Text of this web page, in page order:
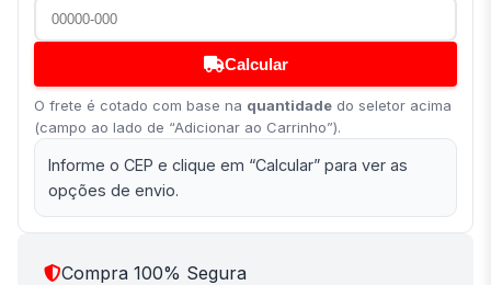
Calcular
O frete é cotado com base na quantidade do seletor acima
(campo ao lado de “Adicionar ao Carrinho”).
Informe o CEP e clique em “Calcular” para ver as
opções de envio.
Compra 100% Segura